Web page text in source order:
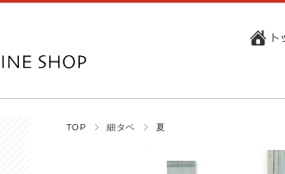
TOP 細タペ 夏